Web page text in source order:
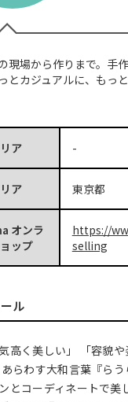
現場から作りまで。手
とカジュアルに、もっ
ア -
ア 東京都
オンラ
ップ
https://
selling
ル
気高く美しい」 「容貌
らわす大和言葉『ら
とコーディネートで